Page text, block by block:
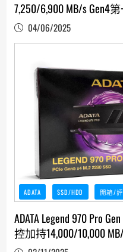
7,250/6,900 MB/s Gen4
04/06/2025
ADATA SSD/HDD 開箱/
ADATA Legend 970 Pro
控加持14,000/10,000